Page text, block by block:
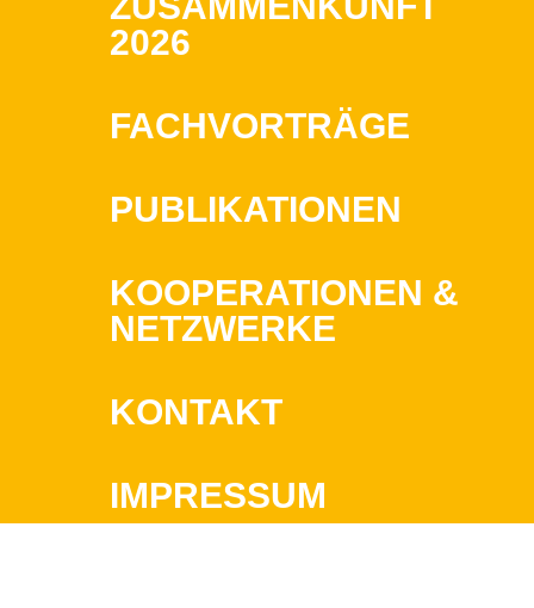
2026
FACHVORTRÄGE
PUBLIKATIONEN
KOOPERATIONEN &
NETZWERKE
KONTAKT
IMPRESSUM